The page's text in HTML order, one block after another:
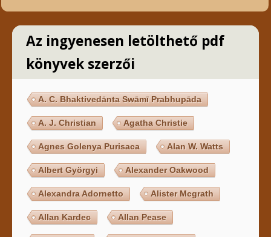
Az ingyenesen letölthető pdf
könyvek szerzői
A. C. Bhaktivedānta Swāmī Prabhupāda
A. J. Christian Agatha Christie
Agnes Golenya Purisaca Alan W. Watts
Albert Györgyi Alexander Oakwood
Alexandra Adornetto Alister Mcgrath
Allan Kardec Allan Pease